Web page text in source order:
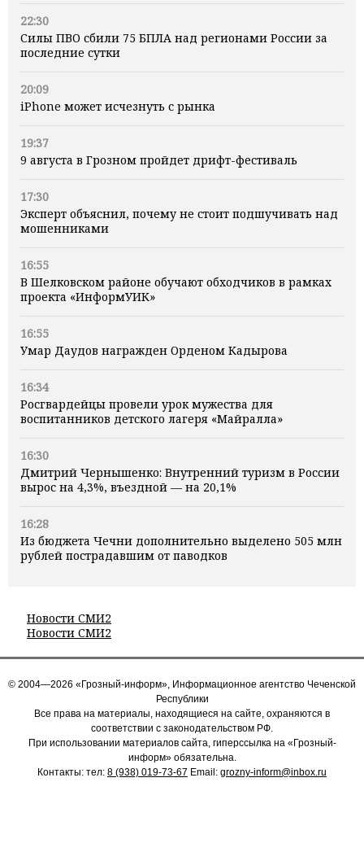
22:30
Силы ПВО сбили 75 БПЛА над регионами России за
последние сутки
20:09
iPhone может исчезнуть с рынка
19:37
9 августа в Грозном пройдет дрифт-фестиваль
17:30
Эксперт объяснил, почему не стоит подшучивать над
мошенниками
16:55
В Шелковском районе обучают обходчиков в рамках
проекта «ИнформУИК»
16:55
Умар Даудов награжден Орденом Кадырова
16:34
Росгвардейцы провели урок мужества для
воспитанников детского лагеря «Майралла»
16:30
Дмитрий Чернышенко: Внутренний туризм в России
вырос на 4,3%, въездной — на 20,1%
16:28
Из бюджета Чечни дополнительно выделено 505 млн
рублей пострадавшим от паводков
Новости СМИ2
Новости СМИ2
© 2004—2026 «Грозный-информ», Информационное агентство Чеченской
Республики
Все права на материалы, находящиеся на сайте, охраняются в
соответствии с законодательством РФ.
При использовании материалов сайта, гиперссылка на «Грозный-
информ» обязательна.
Контакты: тел: 8 (938) 019-73-67 Email: grozny-inform@inbox.ru